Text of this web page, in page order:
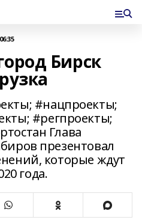
Бирск
#нацпроекты;
#регпроекты;
Глава
презентовал
которые ждут
года.